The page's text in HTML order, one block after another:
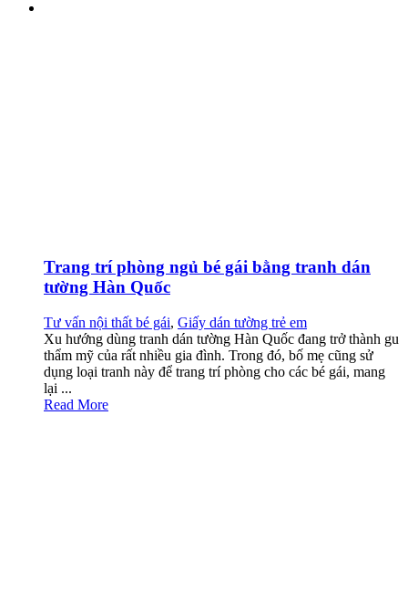
Trang trí phòng ngủ bé gái bằng tranh dán
tường Hàn Quốc
Tư vấn nội thất bé gái, Giấy dán tường trẻ em
Xu hướng dùng tranh dán tường Hàn Quốc đang trở thành gu
thẩm mỹ của rất nhiều gia đình. Trong đó, bố mẹ cũng sử
dụng loại tranh này để trang trí phòng cho các bé gái, mang
lại ...
Read More